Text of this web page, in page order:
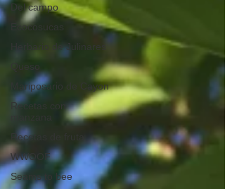
Del campo
Ecocosucas
Herbario de Julinares
Queso
Mariposario de Cayon
Recetas con
Recetas de fruta
WWOOF
Seams to bee